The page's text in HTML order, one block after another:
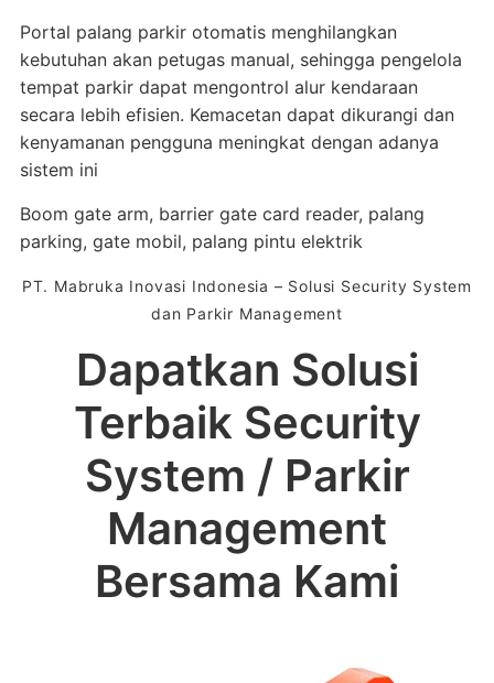
Portal palang parkir otomatis menghilangkan
kebutuhan akan petugas manual, sehingga pengelola
tempat parkir dapat mengontrol alur kendaraan
secara lebih efisien. Kemacetan dapat dikurangi dan
kenyamanan pengguna meningkat dengan adanya
sistem ini
Boom gate arm, barrier gate card reader, palang
parking, gate mobil, palang pintu elektrik
PT. Mabruka Inovasi Indonesia – Solusi Security System
dan Parkir Management
Dapatkan Solusi
Terbaik Security
System / Parkir
Management
Bersama Kami